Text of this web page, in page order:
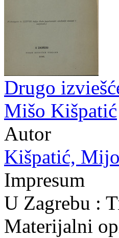
Drugo
Mišo Kišpatić
Autor
Kišpatić,
Impresum
U Zagrebu :
Materijalni